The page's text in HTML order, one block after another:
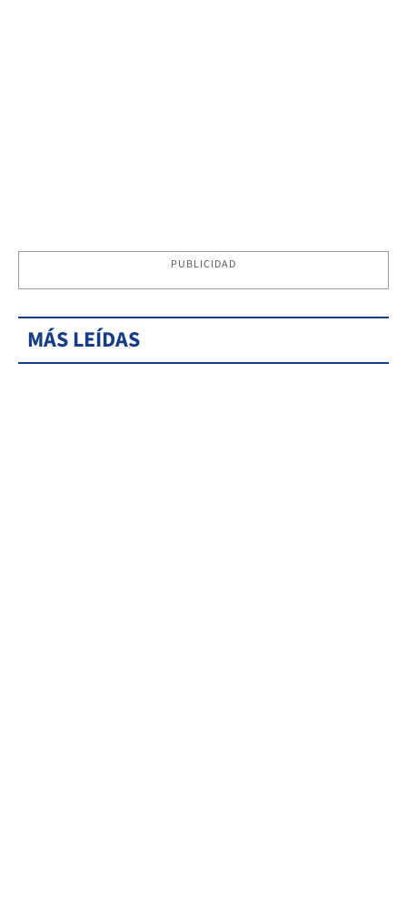
PUBLICIDAD
MÁS LEÍDAS